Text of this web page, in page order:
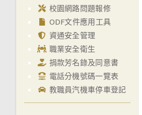
校園網路問題報修
ODF文件應用工具
資通安全管理
職業安全衛生
捐款芳名錄及同意書
電話分機號碼一覽表
教職員汽機車停車登記